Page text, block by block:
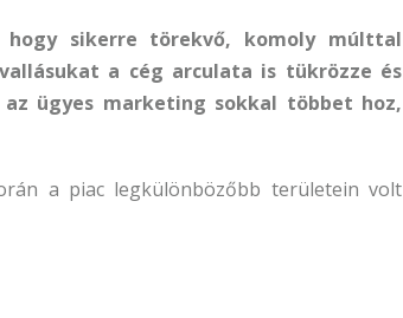
hogy sikerre törekvő, komoly múlttal
a cég arculata is tükrözze és
ügyes marketing sokkal többet hoz,
a piac legkülönbözőbb területein volt